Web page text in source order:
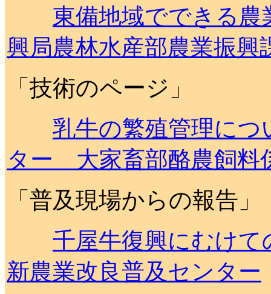
東備地域でできる農
興局農林水産部農業振興
「技術のページ」
乳牛の繁殖管理につ
ター 大家畜部酪農飼
「普及現場からの報告」
千屋牛復興にむけて
新農業改良普及センター